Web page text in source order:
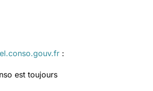
:
est toujours